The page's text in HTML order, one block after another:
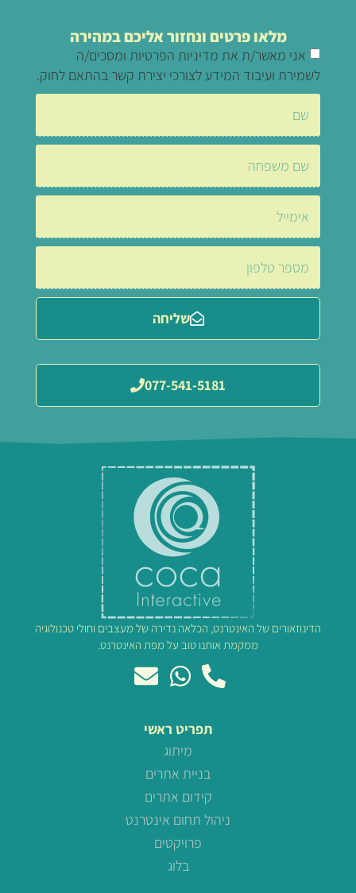
מלאו פרטים ונחזור אליכם במהירה
אני מאשר/ת את מדיניות הפרטיות ומסכים/ה
לשמירת ועיבוד המידע לצורכי יצירת קשר בהתאם לחוק.
שליחה
077-541-5181
הדינוזאורים של האינטרנט, הכלאה נדירה של מעצבים וחולי טכנולוגיה
ממקמת אותנו טוב על מפת האינטרנט.
תפריט ראשי
מיתוג
בניית אתרים
קידום אתרים
ניהול תחום אינטרנט
פרויקטים
בלוג